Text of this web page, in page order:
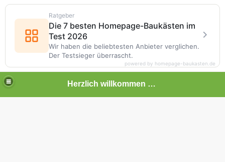
Herzlich willkommen auf meiner Bahnseite
Ratgeber
Die 7 besten Homepage-Baukästen im
Test 2026
Wir haben die beliebtesten Anbieter verglichen.
Der Testsieger überrascht.
powered by homepage-baukasten.de